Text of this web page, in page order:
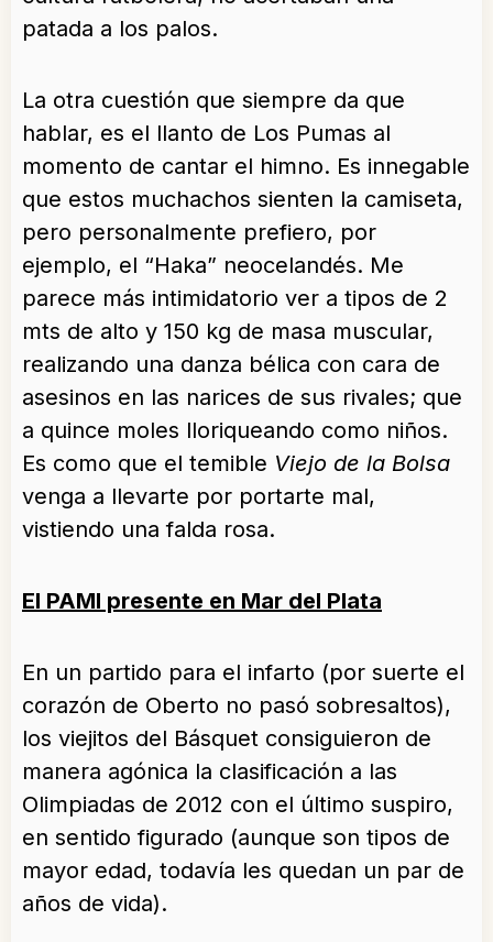
patada a los palos.
La otra cuestión que siempre da que
hablar, es el llanto de Los Pumas al
momento de cantar el himno. Es innegable
que estos muchachos sienten la camiseta,
pero personalmente prefiero, por
ejemplo, el “Haka” neocelandés. Me
parece más intimidatorio ver a tipos de 2
mts de alto y 150 kg de masa muscular,
realizando una danza bélica con cara de
asesinos en las narices de sus rivales; que
a quince moles lloriqueando como niños.
Es como que el temible Viejo de la Bolsa
venga a llevarte por portarte mal,
vistiendo una falda rosa.
El PAMI presente en Mar del Plata
En un partido para el infarto (por suerte el
corazón de Oberto no pasó sobresaltos),
los viejitos del Básquet consiguieron de
manera agónica la clasificación a las
Olimpiadas de 2012 con el último suspiro,
en sentido figurado (aunque son tipos de
mayor edad, todavía les quedan un par de
años de vida).